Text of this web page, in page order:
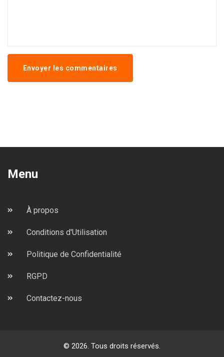
Envoyer les commentaires
Menu
À propos
Conditions d'Utilisation
Politique de Confidentialité
RGPD
Contactez-nous
© 2026. Tous droits réservés.